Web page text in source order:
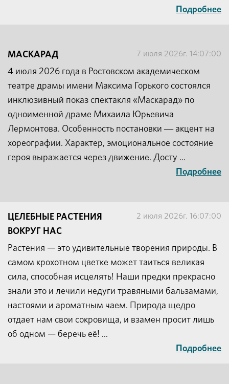
Подробнее
7 июля 2026г. 14:07:00
МАСКАРАД
4 июля 2026 года в Ростовском академическом
театре драмы имени Максима Горького состоялся
инклюзивный показ спектакля «Маскарад» по
одноименной драме Михаила Юрьевича
Лермонтова. Особенность постановки ― акцент на
хореографии. Характер, эмоциональное состояние
героя выражается через движение. Досту ...
Подробнее
2 июля 2026г. 16:07:00
ЦЕЛЕБНЫЕ РАСТЕНИЯ
ВОКРУГ НАС
Растения — это удивительные творения природы. В
самом крохотном цветке может таиться великая
сила, способная исцелять! Наши предки прекрасно
знали это и лечили недуги травяными бальзамами,
настоями и ароматным чаем. Природа щедро
отдает нам свои сокровища, и взамен просит лишь
об одном — беречь её! ...
Подробнее